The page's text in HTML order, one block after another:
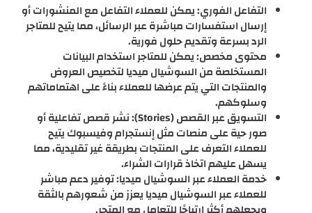
التفاعل الفوري: يمكن للعملاء التفاعل مع المنشورات أو
إرسال استفسارات مباشرة عبر الرسائل، مما يتيح للمتاجر
الرد بسرعة وتقديم حلول فورية.
محتوى مخصص: يمكن للمتاجر استخدام البيانات
المستخلصة من السوشيال ميديا لتخصيص العروض
والمنتجات التي يتم عرضها للعملاء بناءً على اهتماماتهم
وسلوكهم.
التسويق عبر القصص (Stories): نشر قصص تفاعلية أو
صور حية على منصات مثل إنستجرام وفيسبوك يتيح
للعملاء التعرف على المنتجات بطريقة غير تقليدية، مما
يسهل عليهم اتخاذ قرارات الشراء.
خدمة العملاء عبر السوشيال ميديا: توفير دعم مباشر
للعملاء عبر السوشيال ميديا يعزز من شعورهم بالثقة